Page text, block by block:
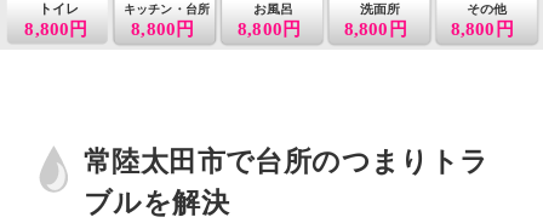
8,800円
トイレ
8,800円
キッチン・台所 お風呂
8,800円
洗面所
8,800円
その他
8,800円
常陸太田市で台所のつまりトラ
ブルを解決